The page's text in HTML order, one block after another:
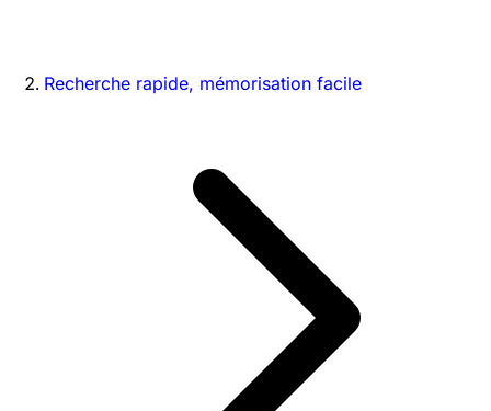
Recherche rapide, mémorisation facile